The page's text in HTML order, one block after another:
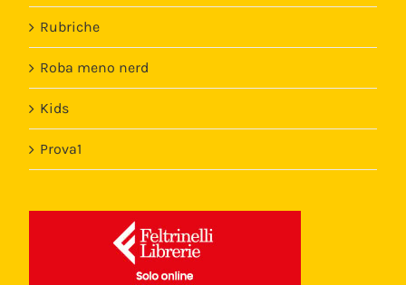
Rubriche
Roba meno nerd
Kids
Prova1